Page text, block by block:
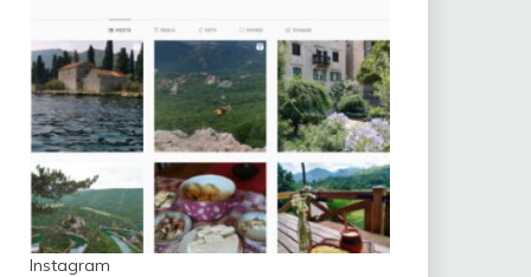
Instagram